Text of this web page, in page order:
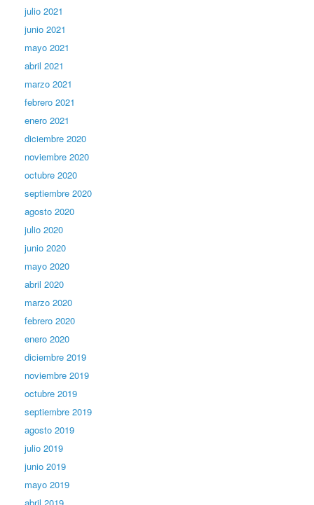
julio 2021
junio 2021
mayo 2021
abril 2021
marzo 2021
febrero 2021
enero 2021
diciembre 2020
noviembre 2020
octubre 2020
septiembre 2020
agosto 2020
julio 2020
junio 2020
mayo 2020
abril 2020
marzo 2020
febrero 2020
enero 2020
diciembre 2019
noviembre 2019
octubre 2019
septiembre 2019
agosto 2019
julio 2019
junio 2019
mayo 2019